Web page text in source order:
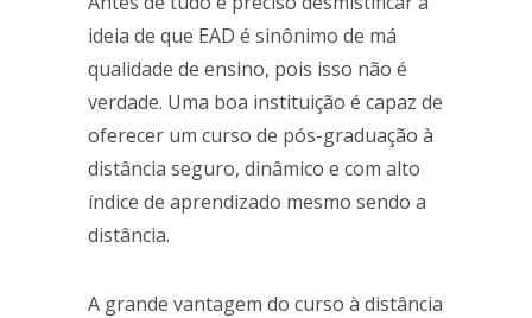
ideia de que EAD é sinônimo de má
qualidade de ensino, pois isso não é
verdade. Uma boa instituição é capaz de
oferecer um curso de pós-graduação à
distância seguro, dinâmico e com alto
índice de aprendizado mesmo sendo a
distância.
A grande vantagem do curso à distância